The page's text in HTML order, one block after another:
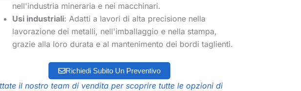
nell'industria mineraria e nei macchinari.
Usi industriali: Adatti a lavori di alta precisione nella
lavorazione dei metalli, nell'imballaggio e nella stampa,
grazie alla loro durata e al mantenimento dei bordi taglienti.
Richiedi Subito Un Preventivo
il nostro team di vendita per scoprire tutte le opzioni di